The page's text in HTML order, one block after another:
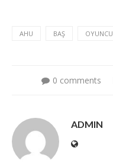
AHU BAŞ OYUNCU
0 comments
ADMIN